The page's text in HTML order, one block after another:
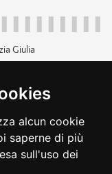
alcun cookie
saperne di più
sull'uso dei
Giulia
dichiarazione di
cookie